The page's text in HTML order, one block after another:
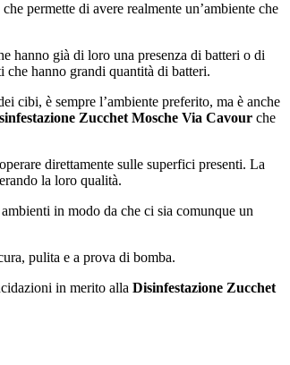
permette di avere realmente un’ambiente che
hanno già di loro una presenza di batteri o di
hanno grandi quantità di batteri.
cibi, è sempre l’ambiente preferito, ma è anche
Zucchet Mosche Via Cavour che
direttamente sulle superfici presenti. La
la loro qualità.
in modo da che ci sia comunque un
pulita e a prova di bomba.
in merito alla Disinfestazione Zucchet